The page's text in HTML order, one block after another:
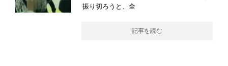
振り切ろうと、全
記事を読む